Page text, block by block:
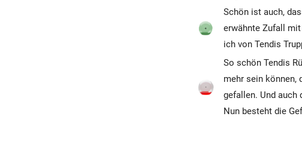
Schön ist auch,
erwähnte Zufall mit
ich von Tendis
So schön Tendis
mehr sein können,
gefallen. Und auch
Nun besteht die